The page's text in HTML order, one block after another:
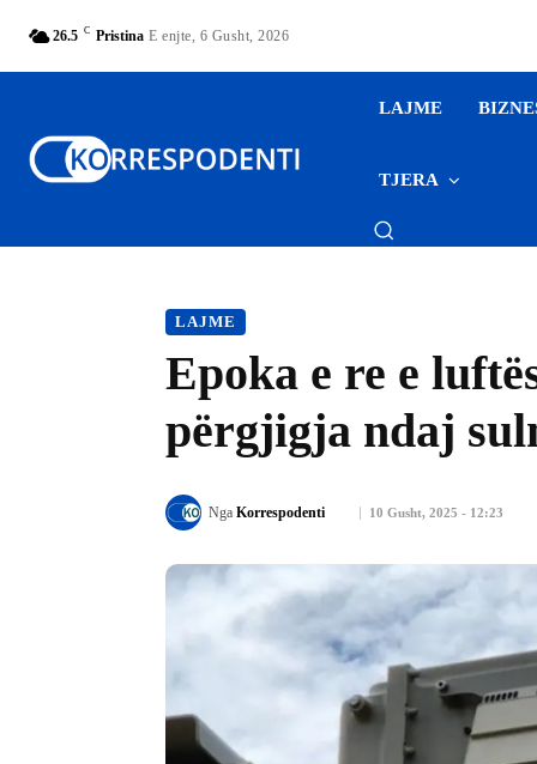
26.5 C Pristina E enjte, 6 Gusht, 2026
LAJME
TJERA
LAJME
Epoka e re e
përgjigja ndaj
10 Gusht, 2025 - 12:23
Nga Korrespodenti